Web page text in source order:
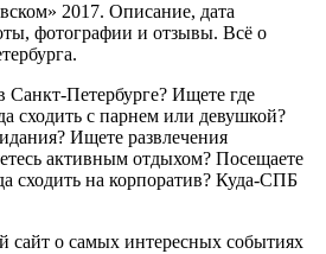
2017. Описание, дата
фотографии и отзывы. Всё о
Санкт-Петербурге? Ищете где
сходить с парнем или девушкой?
Ищете развлечения
активным отдыхом? Посещаете
сходить на корпоратив? Куда-СПБ
о самых интересных событиях